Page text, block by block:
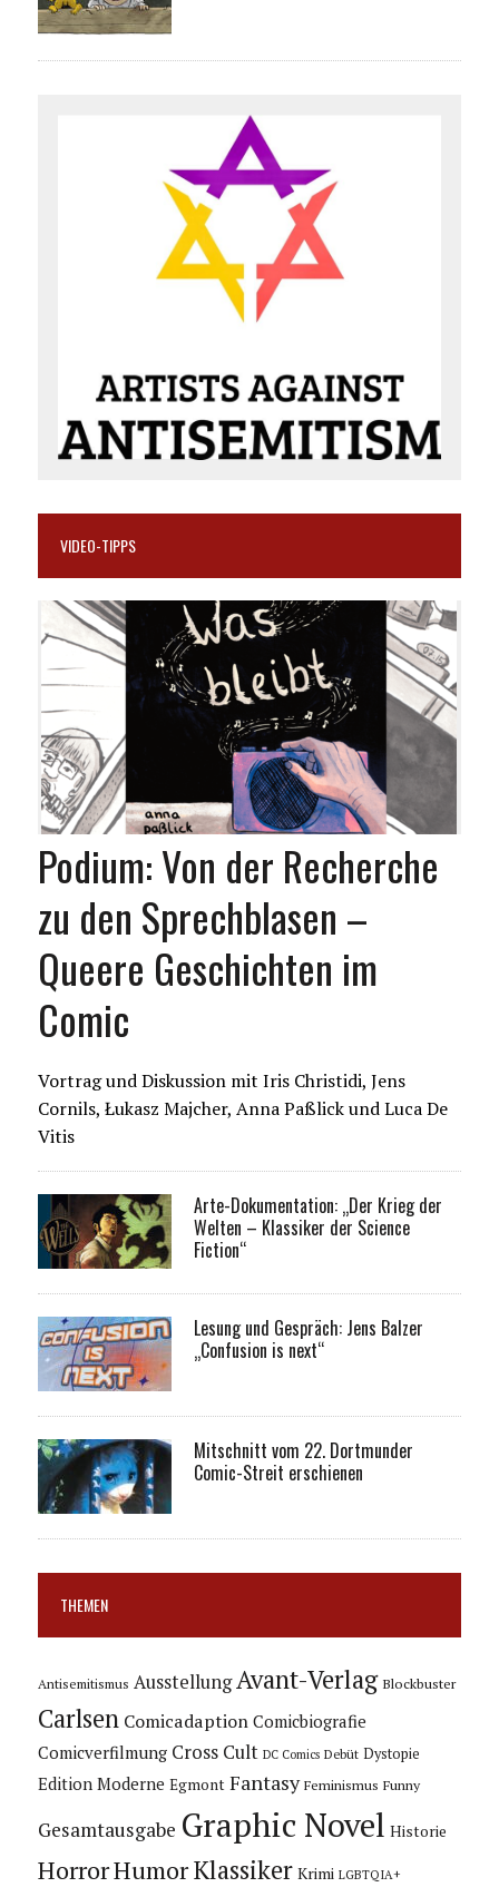
VIDEO-TIPPS
Podium: Von der Recherche
zu den Sprechblasen –
Queere Geschichten im
Comic
Vortrag und Diskussion mit Iris Christidi, Jens
Cornils, Łukasz Majcher, Anna Paßlick und Luca De
Vitis
Arte-Dokumentation: „Der Krieg der
Welten – Klassiker der Science
Fiction“
Lesung und Gespräch: Jens Balzer
„Confusion is next“
Mitschnitt vom 22. Dortmunder
Comic-Streit erschienen
THEMEN
Antisemitismus Ausstellung Avant-Verlag Blockbuster
Carlsen Comicadaption Comicbiografie
Comicverfilmung Cross Cult DC Comics Debüt Dystopie
Edition Moderne Egmont Fantasy Feminismus Funny
Gesamtausgabe Graphic Novel Historie
HorrorHumorKlassiker Krimi LGBTQIA+